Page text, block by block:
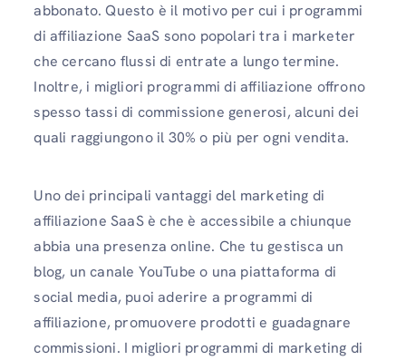
abbonato. Questo è il motivo per cui i programmi
di affiliazione SaaS sono popolari tra i marketer
che cercano flussi di entrate a lungo termine.
Inoltre, i migliori programmi di affiliazione offrono
spesso tassi di commissione generosi, alcuni dei
quali raggiungono il 30% o più per ogni vendita.
Uno dei principali vantaggi del marketing di
affiliazione SaaS è che è accessibile a chiunque
abbia una presenza online. Che tu gestisca un
blog, un canale YouTube o una piattaforma di
social media, puoi aderire a programmi di
affiliazione, promuovere prodotti e guadagnare
commissioni. I migliori programmi di marketing di